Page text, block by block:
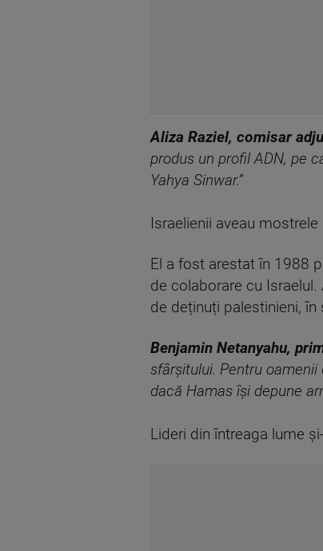
Aliza Raziel, comisar
produs un profil ADN, pe
Yahya Sinwar.”
Israelienii aveau
El a fost arestat în 1988
de colaborare cu
de deținuți palestinieni,
Benjamin Netanyahu,
sfârșitului. Pentru
dacă Hamas își depune
Lideri din întreaga lume